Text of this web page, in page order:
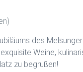
des
Weine,
zu begrüßen!